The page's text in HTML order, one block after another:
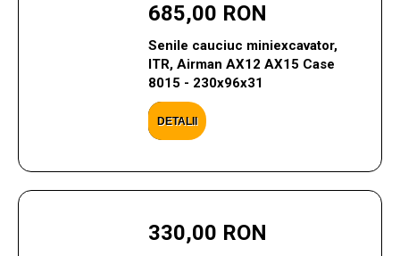
685,00 RON
Senile cauciuc miniexcavator,
ITR, Airman AX12 AX15 Case
8015 - 230x96x31
DETALII
330,00 RON